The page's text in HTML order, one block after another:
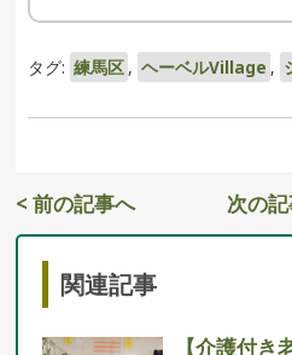
タグ: 練馬区 , ヘーベルVillage ,
< 前の記事へ
次の
関連記事
【介護付き